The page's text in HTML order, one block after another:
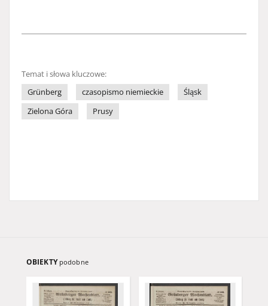
Temat i słowa kluczowe:
Grünberg
czasopismo niemieckie
Śląsk
Zielona Góra
Prusy
OBIEKTY podobne